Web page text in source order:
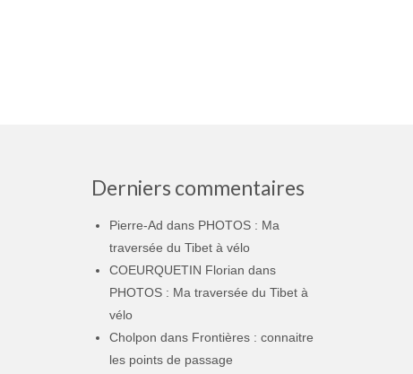
Derniers commentaires
Pierre-Ad dans PHOTOS : Ma
traversée du Tibet à vélo
COEURQUETIN Florian dans
PHOTOS : Ma traversée du Tibet à
vélo
Cholpon dans Frontières : connaitre
les points de passage